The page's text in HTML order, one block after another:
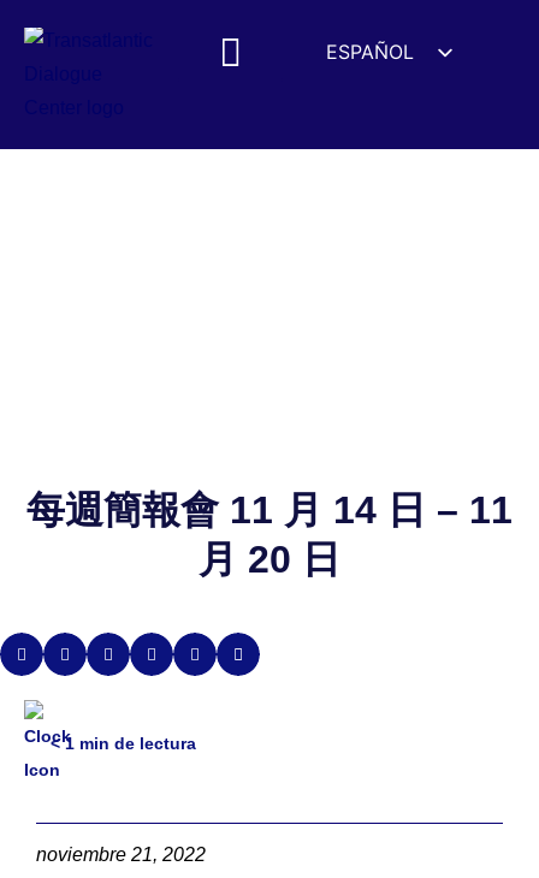
ESPAÑOL
每週簡報會 11 月 14 日 – 11
月 20 日
< 1 min de lectura
noviembre 21, 2022